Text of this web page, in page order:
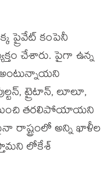
ప్రైవేట్ కంపెనీ
చేశారు. పైగా ఉన్న
ట్రైటాన్, లూలూ,
నుంచి తరలిపోయాయని
రాష్ట్రంలో అన్ని ఖాళీల
లోకేశ్‌